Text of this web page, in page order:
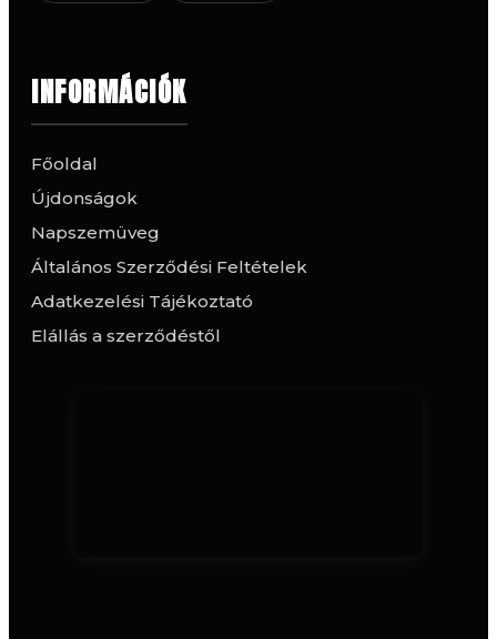
INFORMÁCIÓK
Főoldal
Újdonságok
Napszemüveg
Általános Szerződési Feltételek
Adatkezelési Tájékoztató
Elállás a szerződéstől